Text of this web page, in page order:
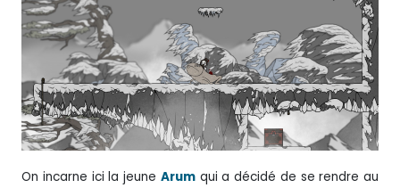
On incarne ici la jeune Arumqui a décidé de se rendre au